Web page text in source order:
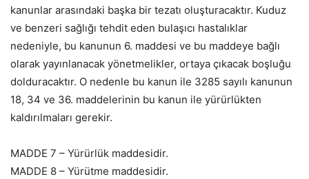
kanunlar arasındaki başka bir tezatı oluşturacaktır. Kuduz
ve benzeri sağlığı tehdit eden bulaşıcı hastalıklar
nedeniyle, bu kanunun 6. maddesi ve bu maddeye bağlı
olarak yayınlanacak yönetmelikler, ortaya çıkacak boşluğu
dolduracaktır. O nedenle bu kanun ile 3285 sayılı kanunun
18, 34 ve 36. maddelerinin bu kanun ile yürürlükten
kaldırılmaları gerekir.
MADDE 7 – Yürürlük maddesidir.
MADDE 8 – Yürütme maddesidir.